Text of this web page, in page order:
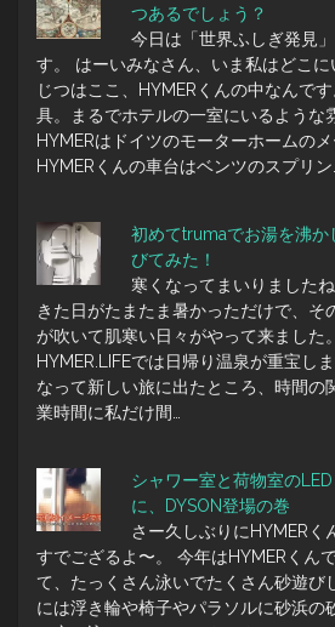
つあるでしょう？
今日は「世界ふしぎ発見
す。 はーいみなさん、いま私はどこに
じつはここ、HYMERくんの中なんで
具。まるでホテルの一室にいるような
HYMERはドイツのモーターホームのメ
HYMERくんの車台はベンツのスプリン…
初めてtrumaでお湯を沸か
びてみた！
寒くなってまいりました
きた日がたまたま暑かっただけで、そ
が吹いて肌寒い日々がやって来ました
HYMER.LIFEでは日帰り温泉が重宝し
なって新しい旅に出たところ、時間の
業時間に私だけ間…
シャワー室と荷物室の
に、DYSON登場の巻
さー久しぶりにHYMERく
すでござるよ〜。 今年はHYMERくん
て、たっくさん泳いでたくさん砂遊び
には浮き輪や椅子やパラソルに砂浜の